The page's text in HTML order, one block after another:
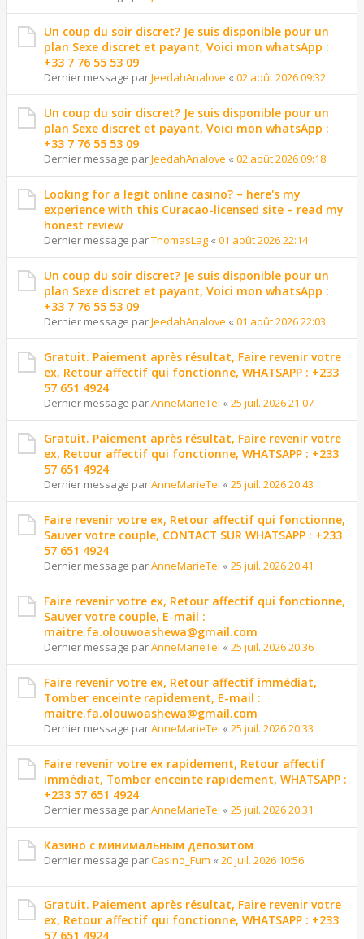
Un coup du soir discret? Je suis disponible pour un
plan Sexe discret et payant, Voici mon whatsApp :
+33 7 76 55 53 09
Dernier message parJeedahAnalove « 02 août 2026 09:32
Un coup du soir discret? Je suis disponible pour un
plan Sexe discret et payant, Voici mon whatsApp :
+33 7 76 55 53 09
Dernier message parJeedahAnalove « 02 août 2026 09:18
Looking for a legit online casino? – here's my
experience with this Curacao-licensed site – read my
honest review
Dernier message parThomasLag « 01 août 2026 22:14
Un coup du soir discret? Je suis disponible pour un
plan Sexe discret et payant, Voici mon whatsApp :
+33 7 76 55 53 09
Dernier message parJeedahAnalove « 01 août 2026 22:03
Gratuit. Paiement après résultat, Faire revenir votre
ex, Retour affectif qui fonctionne, WHATSAPP : +233
57 651 4924
Dernier message parAnneMarieTei « 25 juil. 2026 21:07
Gratuit. Paiement après résultat, Faire revenir votre
ex, Retour affectif qui fonctionne, WHATSAPP : +233
57 651 4924
Dernier message parAnneMarieTei « 25 juil. 2026 20:43
Faire revenir votre ex, Retour affectif qui fonctionne,
Sauver votre couple, CONTACT SUR WHATSAPP : +233
57 651 4924
Dernier message parAnneMarieTei « 25 juil. 2026 20:41
Faire revenir votre ex, Retour affectif qui fonctionne,
Sauver votre couple, E-mail :
maitre.fa.olouwoashewa@gmail.com
Dernier message parAnneMarieTei « 25 juil. 2026 20:36
Faire revenir votre ex, Retour affectif immédiat,
Tomber enceinte rapidement, E-mail :
maitre.fa.olouwoashewa@gmail.com
Dernier message parAnneMarieTei « 25 juil. 2026 20:33
Faire revenir votre ex rapidement, Retour affectif
immédiat, Tomber enceinte rapidement, WHATSAPP :
+233 57 651 4924
Dernier message parAnneMarieTei « 25 juil. 2026 20:31
Казино с минимальным депозитом
Dernier message parCasino_Fum « 20 juil. 2026 10:56
Gratuit. Paiement après résultat, Faire revenir votre
ex, Retour affectif qui fonctionne, WHATSAPP : +233
57 651 4924